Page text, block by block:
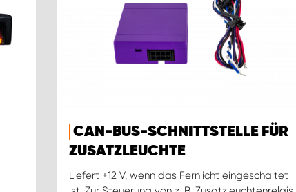
CAN-BUS-SCHNITTSTELLE FÜR
ZUSATZLEUCHTE
Liefert +12 V, wenn das Fernlicht eingeschaltet